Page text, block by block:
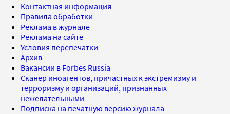
Контактная информация
Правила обработки
Реклама в журнале
Реклама на сайте
Условия перепечатки
Архив
Вакансии в Forbes Russia
Сканер иноагентов, причастных к экстремизму и
терроризму и организаций, признанных
нежелательными
Подписка на печатную версию журнала